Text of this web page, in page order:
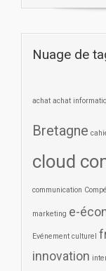
Nuage de
achat achat
Bretagne
cloud
communication
marketing e-
Evénement culturel
innovation